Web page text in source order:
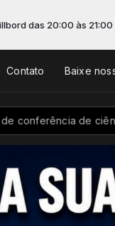
às 21:00 -Tocando
Contato Baixe
ciência e tecnologia